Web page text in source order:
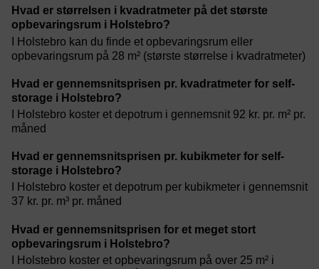
Hvad er størrelsen i kvadratmeter på det største
opbevaringsrum i Holstebro?
I Holstebro kan du finde et opbevaringsrum eller
opbevaringsrum på 28 m² (største størrelse i kvadratmeter)
Hvad er gennemsnitsprisen pr. kvadratmeter for self-
storage i Holstebro?
I Holstebro koster et depotrum i gennemsnit 92 kr. pr. m² pr.
måned
Hvad er gennemsnitsprisen pr. kubikmeter for self-
storage i Holstebro?
I Holstebro koster et depotrum per kubikmeter i gennemsnit
37 kr. pr. m³ pr. måned
Hvad er gennemsnitsprisen for et meget stort
opbevaringsrum i Holstebro?
I Holstebro koster et opbevaringsrum på over 25 m² i